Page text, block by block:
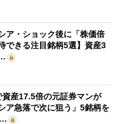
ア・ショック後に「株価倍
できる注目銘柄5選】資産3
資産17.5倍の元証券マンが
ア急落で次に狙う」5銘柄を